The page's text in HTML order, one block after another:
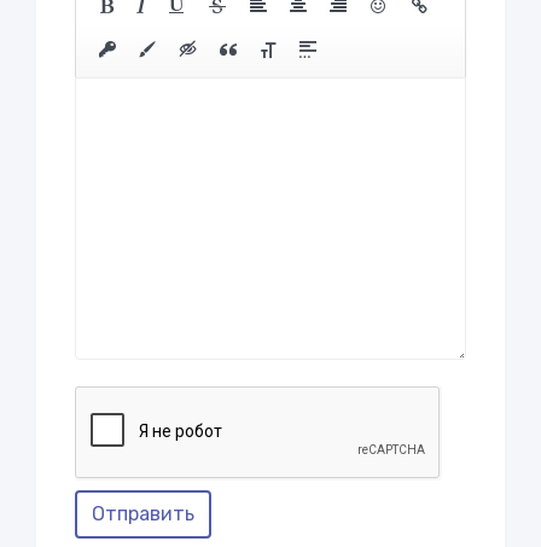
Отправить